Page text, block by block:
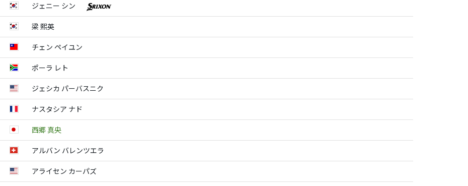
ジェニー シン
梁 熙英
チェン ペイユン
ポーラ レト
ジェシカ パーバスニク
ナスタシア ナド
西郷 真央
アルバン バレンツエラ
アライセン カーパズ